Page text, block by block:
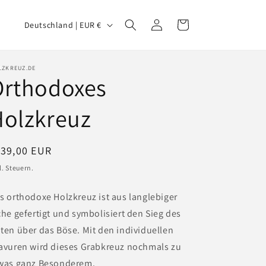
d
/
R
e
g
i
n
Deutschland | EUR € EinloggenWarenkorb
EUR
Steuern.
orthodoxe Holzkreuz ist aus langlebiger
gefertigt und symbolisiert den Sieg des
über das Böse. Mit den individuellen
wird dieses Grabkreuz nochmals zu
ganz Besonderem.